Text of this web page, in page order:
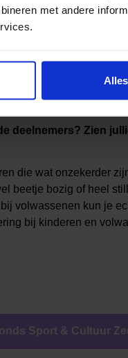
met andere
mogelijk
deelnemers? Zien
die wat onzekerder
beetje bozig of heel
volwassenen kun je
bij kinderen en
Sport & Cultuur